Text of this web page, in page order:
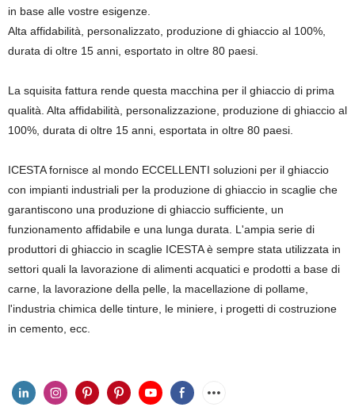
in base alle vostre esigenze.
Alta affidabilità, personalizzato, produzione di ghiaccio al 100%,
durata di oltre 15 anni, esportato in oltre 80 paesi.
La squisita fattura rende questa macchina per il ghiaccio di prima
qualità. Alta affidabilità, personalizzazione, produzione di ghiaccio al
100%, durata di oltre 15 anni, esportata in oltre 80 paesi.
ICESTA fornisce al mondo ECCELLENTI soluzioni per il ghiaccio
con impianti industriali per la produzione di ghiaccio in scaglie che
garantiscono una produzione di ghiaccio sufficiente, un
funzionamento affidabile e una lunga durata. L'ampia serie di
produttori di ghiaccio in scaglie ICESTA è sempre stata utilizzata in
settori quali la lavorazione di alimenti acquatici e prodotti a base di
carne, la lavorazione della pelle, la macellazione di pollame,
l'industria chimica delle tinture, le miniere, i progetti di costruzione
in cemento, ecc.